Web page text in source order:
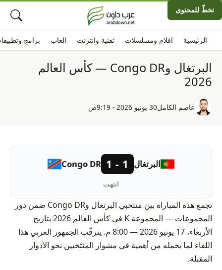
تخطّ للمحتوى
الرئيسية افلام ومسلسلات تقنية وانترنت العاب برامج
البرتغال وCongo DR — كأس العالم
2026
عاصم الكامل30 يونيو 2026 - 9:19ص
البرتغال 1 - 1
Congo DR
انتهت
تجمع هذه المباراة بين منتخبي البرتغال وCongo DR ضمن دور
المجموعات — المجموعة K في كأس العالم 2026 بتاريخ
الأربعاء، 17 يونيو 2026 — 8:00 م. يترقّب الجمهور العربي هذا
اللقاء لما يحمله من أهمية في مشوار المنتخبين نحو الأدوار
المقبلة.